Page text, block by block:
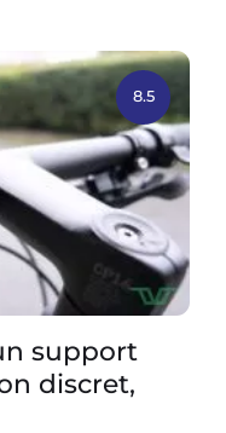
8.5
support
discret,